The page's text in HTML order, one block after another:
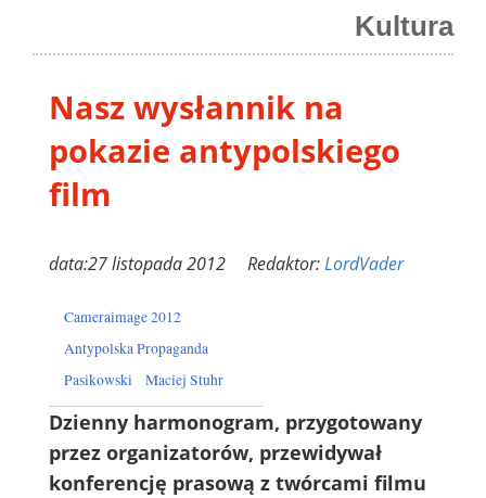
Kultura
Nasz wysłannik na
pokazie antypolskiego
film
data:27 listopada 2012 Redaktor:LordVader
Cameraimage 2012
Antypolska Propaganda
Pasikowski
Maciej Stuhr
Dzienny harmonogram, przygotowany
przez organizatorów, przewidywał
konferencję prasową z twórcami filmu